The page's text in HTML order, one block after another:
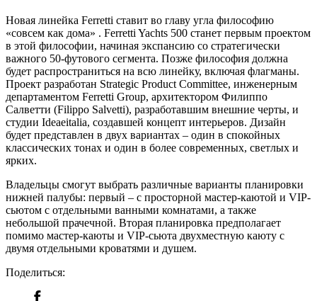
Новая линейка Ferretti ставит во главу угла философию
«совсем как дома» . Ferretti Yachts 500 станет первым проектом
в этой философии, начиная экспансию со стратегически
важного 50-футового сегмента. Позже философия должна
будет распространиться на всю линейку, включая флагманы.
Проект разработан Strategic Product Committee, инженерным
департаментом Ferretti Group, архитектором Филиппо
Салветти (Filippo Salvetti), разработавшим внешние черты, и
студии Ideaeitalia, создавшей концепт интерьеров. Дизайн
будет представлен в двух вариантах – один в спокойных
классических тонах и один в более современных, светлых и
ярких.
Владельцы смогут выбрать различные варианты планировки
нижней палубы: первый – с просторной мастер-каютой и VIP-
сьютом с отдельными ванными комнатами, а также
небольшой прачечной. Вторая планировка предполагает
помимо мастер-каюты и VIP-сьюта двухместную каюту с
двумя отдельными кроватями и душем.
Поделиться: